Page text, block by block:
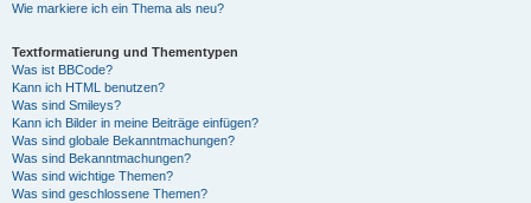
Wie markiere ich ein Thema als neu?
Textformatierung und Thementypen
Was ist BBCode?
Kann ich HTML benutzen?
Was sind Smileys?
Kann ich Bilder in meine Beiträge einfügen?
Was sind globale Bekanntmachungen?
Was sind Bekanntmachungen?
Was sind wichtige Themen?
Was sind geschlossene Themen?